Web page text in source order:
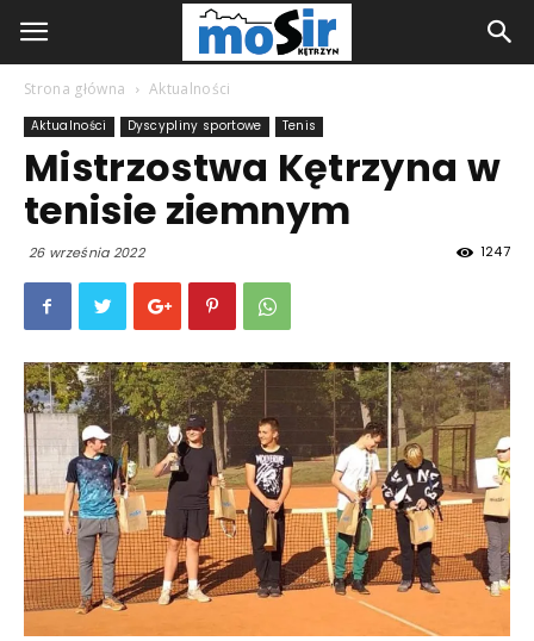
Strona główna Aktualności
Aktualności Dyscypliny sportowe Tenis
Mistrzostwa Kętrzyna w
tenisie ziemnym
26 września 2022 1247